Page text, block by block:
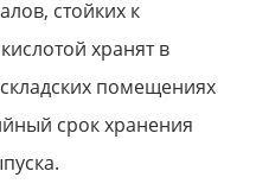
стойких к
хранят в
помещениях
срок хранения